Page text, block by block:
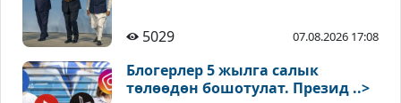
5029 07.08.2026 17:08
Блогерлер 5 жылга салык
төлөөдөн бошотулат. Презид ..>